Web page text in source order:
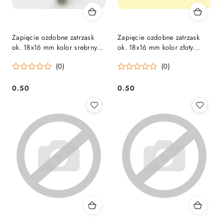
Zapięcie ozdobne zatrzask
ok. 18x16 mm kolor srebrny
(0)
Cena:
0.50
Zapięcie ozdobne zatrzask
ok. 18x16 mm kolor złoty
(0)
Cena:
0.50